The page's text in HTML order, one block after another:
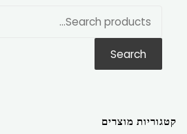
Search
קטגוריות מוצרים